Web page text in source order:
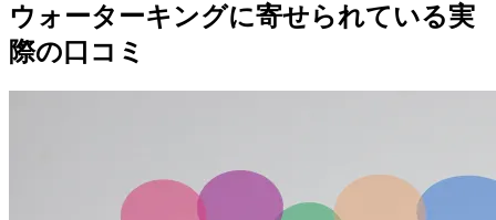
ウォーターキングに寄せられている実
際の口コミ